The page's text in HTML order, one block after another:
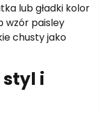
lub gładki kolor
wzór paisley
chusty jako
i